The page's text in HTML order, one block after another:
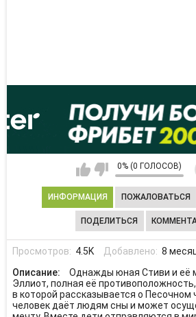
0% (0 ГОЛОСОВ)
ИНФОРМАЦИЯ ПОЖАЛОВАТЬСЯ
ПОДЕЛИТЬСЯ
Просмотров: 4.5K Добавлено: 8
Описание:
Однажды юная Стиви и её
Эллиот, полная её противоположность,
в которой рассказывается о Песочном
человек даёт людям сны и может